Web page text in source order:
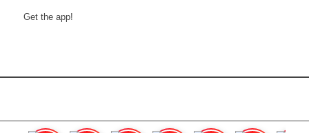
Get the app!